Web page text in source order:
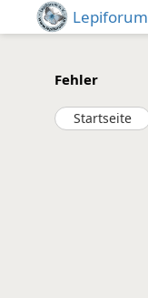
Lepiforum
Fehler
Startseite